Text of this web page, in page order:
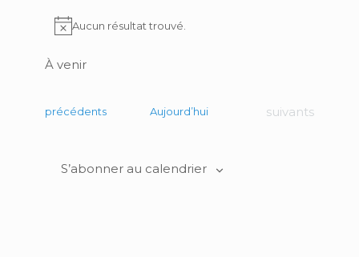
NoticeAucun résultat trouvé.
À venir
date.
Évènements
précédents Aujourd’hui Évènements
suivants
S’abonner au calendrier